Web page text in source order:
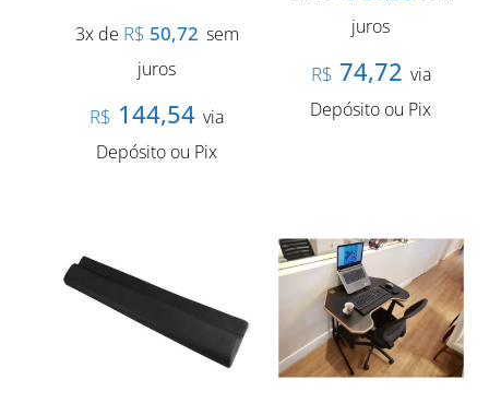
3x de R$ 50,72 sem
juros
R$ 144,54 via
Depósito ou Pix
juros
R$ 74,72 via
Depósito ou Pix